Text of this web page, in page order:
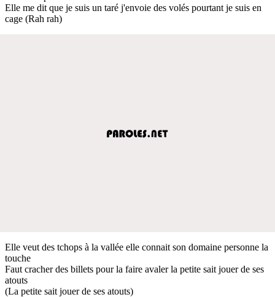
Elle me dit que je suis un taré j'envoie des volés pourtant je suis en
cage (Rah rah)
Elle veut des tchops à la vallée elle connait son domaine personne la
touche
Faut cracher des billets pour la faire avaler la petite sait jouer de ses
atouts
(La petite sait jouer de ses atouts)